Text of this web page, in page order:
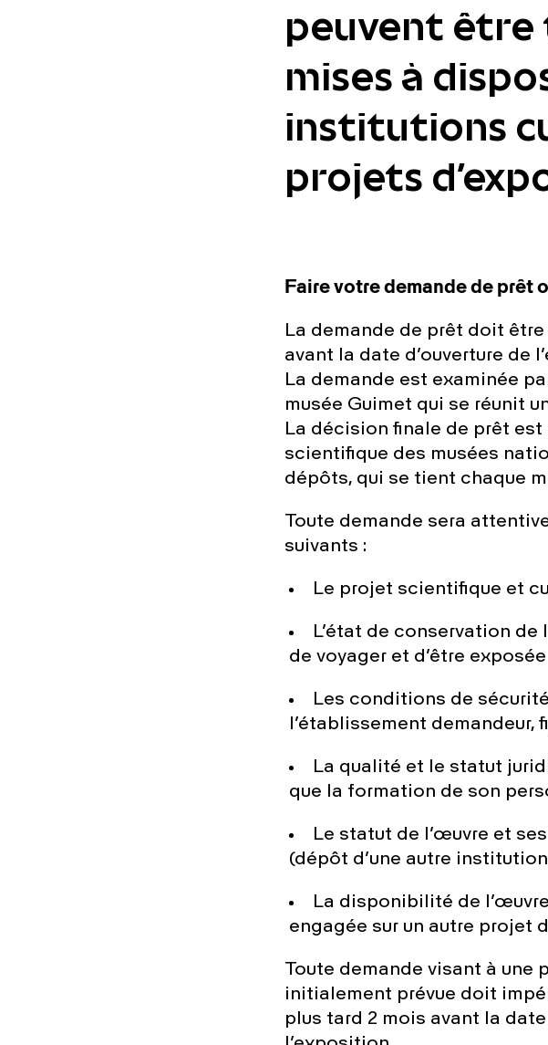
peuvent
mises à
institutions
projets
Faire votre demande de prêt
La demande de prêt doit
avant la date d’ouverture de
La demande est examinée
musée Guimet qui se réunit
La décision finale de prêt
scientifique des musées
dépôts, qui se tient chaque
Toute demande sera
suivants :
Le projet scientifique et
L’état de conservation
de voyager et d’être exposée
Les conditions de
l’établissement
La qualité et le statut
que la formation de son
Le statut de l’œuvre et
(dépôt d’une autre
La disponibilité de
engagée sur un autre projet
Toute demande visant à
initialement prévue doit
plus tard 2 mois avant la